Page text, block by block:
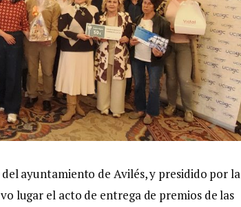
ayuntamiento de Avilés, y presidido por la
lugar el acto de entrega de premios de las